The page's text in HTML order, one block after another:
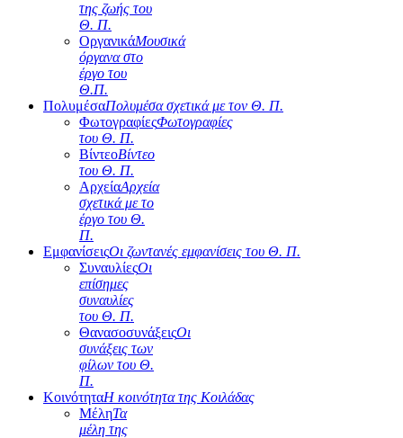
της ζωής του
Θ. Π.
ΟργανικάΜουσικά
όργανα στο
έργο του
Θ.Π.
ΠολυμέσαΠολυμέσα σχετικά με τον Θ. Π.
ΦωτογραφίεςΦωτογραφίες
του Θ. Π.
ΒίντεοΒίντεο
του Θ. Π.
ΑρχείαΑρχεία
σχετικά με το
έργο του Θ.
Π.
ΕμφανίσειςΟι ζωντανές εμφανίσεις του Θ. Π.
ΣυναυλίεςΟι
επίσημες
συναυλίες
του Θ. Π.
ΘανασοσυνάξειςΟι
συνάξεις των
φίλων του Θ.
Π.
ΚοινότηταΗ κοινότητα της Κοιλάδας
ΜέληΤα
μέλη της